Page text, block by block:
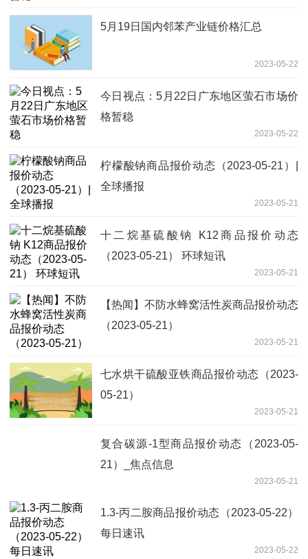
5月19日国内邻苯产业链价格汇总
2023-05-22
今日视点：5月22日广东地区萤石市场价
格暂稳
2023-05-22
柠檬酸钠商品报价动态（2023-05-21）|
全球播报
2023-05-21
十二烷基硫酸钠 K12商品报价动态
（2023-05-21） 环球短讯
2023-05-21
【热闻】不防水蜂窝活性炭商品报价动态
（2023-05-21）
2023-05-21
七水烘干硫酸亚铁商品报价动态（2023-
05-21）
2023-05-21
复合碳源-1型商品报价动态（2023-05-
21）_焦点信息
2023-05-21
1.3-丙二胺商品报价动态（2023-05-22）
每日速讯
2023-05-22